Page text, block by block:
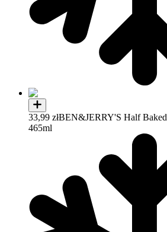
33,99 złBEN&JERRY'S Half Baked
465ml